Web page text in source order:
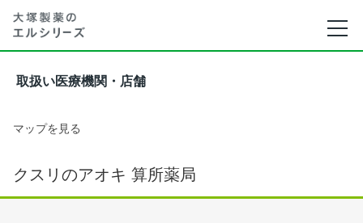
取扱い医療機関・店舗
マップを見る
クスリのアオキ 算所薬局